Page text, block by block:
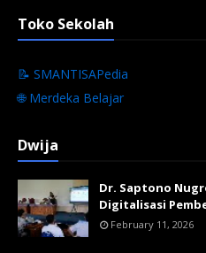
Toko Sekolah
📝 SMANTISAPedia
🌐 Merdeka Belajar
Dwija
Dr. Saptono
Digitalisasi
February 11, 2026